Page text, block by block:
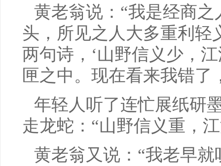
黄老翁说：“我是经商
头，所见之人大多重利轻
两句诗，‘山野信义少，
匣之中。现在看来我错了
年轻人听了连忙展纸研
走龙蛇：“山野信义重，
黄老翁又说：“我老早